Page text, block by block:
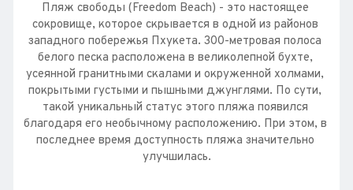
Пляж свободы (Freedom Beach) - это настоящее
сокровище, которое скрывается в одной из районов
западного побережья Пхукета. 300-метровая полоса
белого песка расположена в великолепной бухте,
усеянной гранитными скалами и окруженной холмами,
покрытыми густыми и пышными джунглями. По сути,
такой уникальный статус этого пляжа появился
благодаря его необычному расположению. При этом, в
последнее время доступность пляжа значительно
улучшилась.